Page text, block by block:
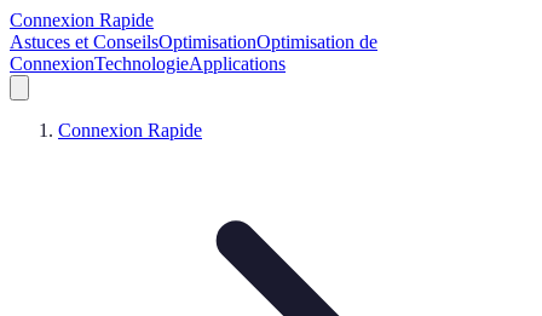
Connexion Rapide
Astuces et ConseilsOptimisationOptimisation de
ConnexionTechnologieApplications
Connexion Rapide